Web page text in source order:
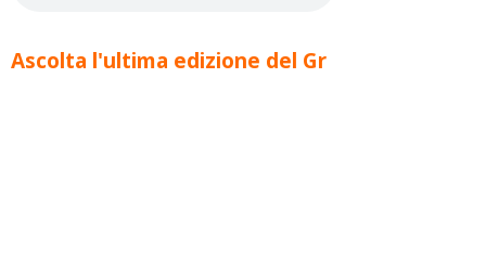
Ascolta l'ultima edizione del Gr